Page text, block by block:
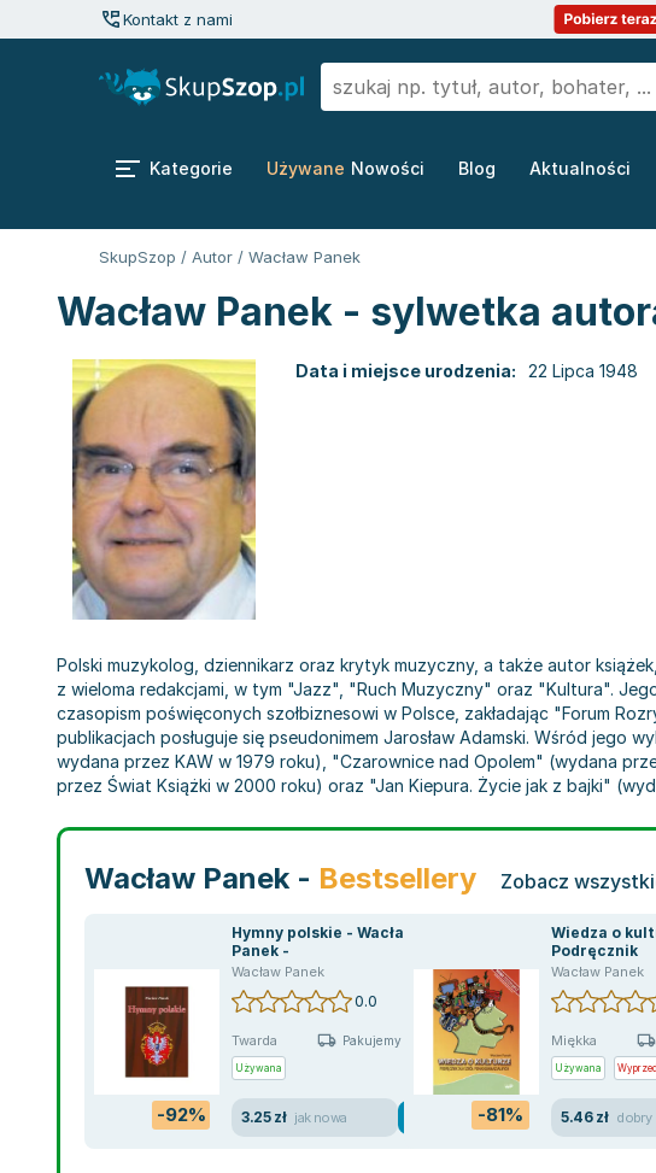
Kontakt z nami
Kategorie Używane Nowości Blog Aktualności
SkupSzop / Autor / Wacław Panek
Wacław Panek - sylwetka
Data i miejsce urodzenia: 22 Lipca 1948
Polski muzykolog, dziennikarz oraz krytyk muzyczny, a także autor
z wieloma redakcjami, w tym "Jazz", "Ruch Muzyczny" oraz "Kultura".
czasopism poświęconych szołbiznesowi w Polsce, zakładając "Forum
publikacjach posługuje się pseudonimem Jarosław Adamski. Wśród jego
wydana przez KAW w 1979 roku), "Czarownice nad Opolem" (wydana
przez Świat Książki w 2000 roku) oraz "Jan Kiepura. Życie jak z bajki"
Wacław Panek - Bestsellery Zobacz
-92%
Hymny polskie - Wacław
Panek -
Wacław Panek
0.0
Twarda Pakujemy jutro
Używana
3.25 zł jak nowa -81%
Wiedza o
Podręcznik
Wacław Panek
Miękka
Używana
5.46 zł dobry